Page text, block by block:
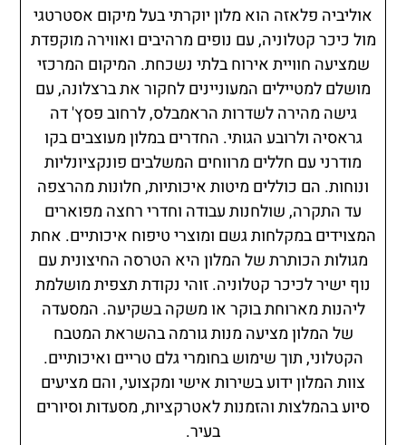
אוליביה פלאזה הוא מלון יוקרתי בעל מיקום אסטרטגי
מול כיכר קטלוניה, עם נופים מרהיבים ואווירה מוקפדת
שמציעה חוויית אירוח בלתי נשכחת. המיקום המרכזי
מושלם למטיילים המעוניינים לחקור את ברצלונה, עם
גישה מהירה לשדרות הראמבלס, לרחוב פסץ' דה
גראסיה ולרובע הגותי. החדרים במלון מעוצבים בקו
מודרני עם חללים מרווחים המשלבים פונקציונליות
ונוחות. הם כוללים מיטות איכותיות, חלונות מהרצפה
עד התקרה, שולחנות עבודה וחדרי רחצה מפוארים
המצוידים במקלחות גשם ומוצרי טיפוח איכותיים. אחת
מגולות הכותרת של המלון היא הטרסה החיצונית עם
נוף ישיר לכיכר קטלוניה. זוהי נקודת תצפית מושלמת
ליהנות מארוחת בוקר או משקה בשקיעה. המסעדה
של המלון מציעה מנות גורמה בהשראת המטבח
הקטלוני, תוך שימוש בחומרי גלם טריים ואיכותיים.
צוות המלון ידוע בשירות אישי ומקצועי, והם מציעים
סיוע בהמלצות והזמנות לאטרקציות, מסעדות וסיורים
בעיר.